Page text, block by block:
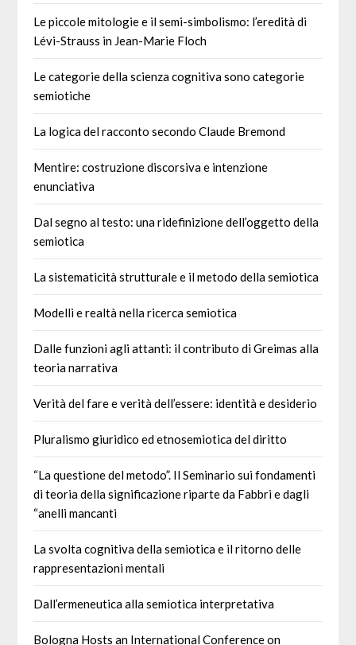
Le piccole mitologie e il semi-simbolismo: l’eredità di
Lévi-Strauss in Jean-Marie Floch
Le categorie della scienza cognitiva sono categorie
semiotiche
La logica del racconto secondo Claude Bremond
Mentire: costruzione discorsiva e intenzione
enunciativa
Dal segno al testo: una ridefinizione dell’oggetto della
semiotica
La sistematicità strutturale e il metodo della semiotica
Modelli e realtà nella ricerca semiotica
Dalle funzioni agli attanti: il contributo di Greimas alla
teoria narrativa
Verità del fare e verità dell’essere: identità e desiderio
Pluralismo giuridico ed etnosemiotica del diritto
“La questione del metodo”. Il Seminario sui fondamenti
di teoria della significazione riparte da Fabbri e dagli
“anelli mancanti
La svolta cognitiva della semiotica e il ritorno delle
rappresentazioni mentali
Dall’ermeneutica alla semiotica interpretativa
Bologna Hosts an International Conference on